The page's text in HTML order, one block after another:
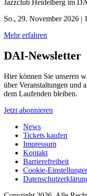
Jazzclub Heidelberg im
So., 29. November 2026 |
Mehr erfahren
DAI-Newsletter
Hier können Sie unseren
über Veranstaltungen und
dem Laufenden bleiben.
Jetzt abonnieren
News
Tickets kaufen
Impressum
Kontakt
Barrierefreiheit
Cookie-